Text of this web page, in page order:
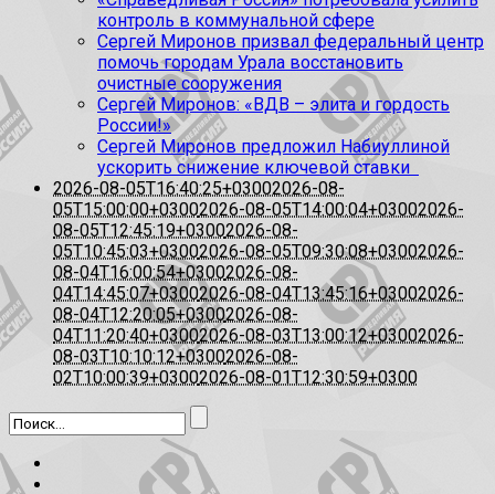
контроль в коммунальной сфере
Сергей Миронов призвал федеральный центр
помочь городам Урала восстановить
очистные сооружения
Сергей Миронов: «ВДВ – элита и гордость
России!»
Сергей Миронов предложил Набиуллиной
ускорить снижение ключевой ставки
2026-08-05T16:40:25+03002026-08-
05T15:00:00+03002026-08-05T14:00:04+03002026-
08-05T12:45:19+03002026-08-
05T10:45:03+03002026-08-05T09:30:08+03002026-
08-04T16:00:54+03002026-08-
04T14:45:07+03002026-08-04T13:45:16+03002026-
08-04T12:20:05+03002026-08-
04T11:20:40+03002026-08-03T13:00:12+03002026-
08-03T10:10:12+03002026-08-
02T10:00:39+03002026-08-01T12:30:59+0300